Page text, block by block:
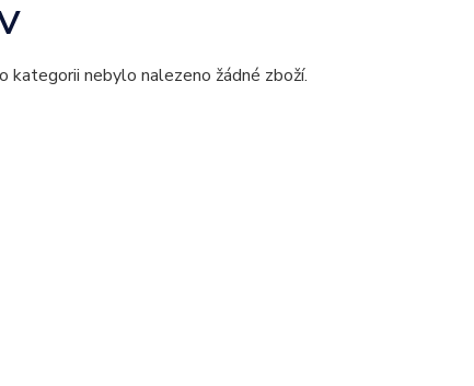
kategorii nebylo nalezeno žádné zboží.